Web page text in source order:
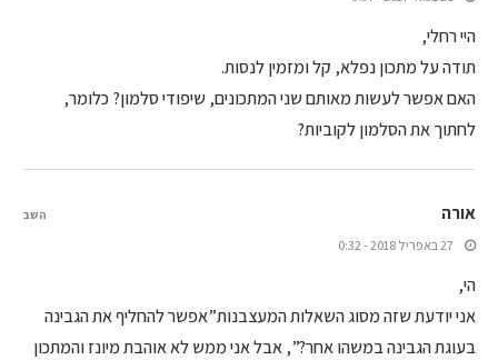
היי רחלי,
תודה על מתכון נפלא, קל ומזמין לנסות.
האם אפשר לעשות מאותם שני המתכונים, שיפודי סלמון? כלומר,
לחתוך את הסלמון לקוביות?
אורה
27 באפריל 2018 - 0:32
הי,
אני יודעת שזה מסוג השאלות המעצבנות”אפשר להחליף את הגבינה
בעוגת הגבינה במשהו אחר?”, אבל אני ממש לא אוהבת מיונז והמתכון
השב